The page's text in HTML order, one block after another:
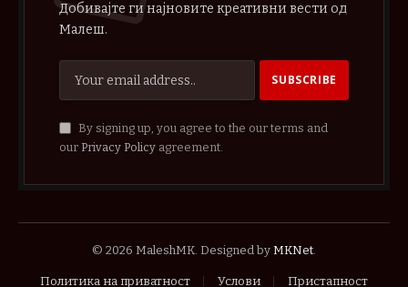
Добивајте ги најновите креативни вести од
Малеш.
By signing up, you agree to the our terms and
our Privacy Policyagreement.
© 2026 MaleshMK. Designed by MKNet.
Политика на приватност Услови Пристапност